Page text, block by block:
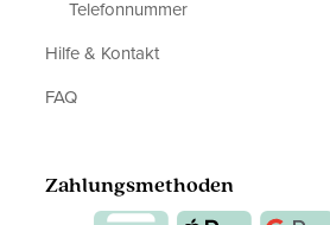
Telefonnummer
Hilfe & Kontakt
FAQ
Zahlungsmethoden